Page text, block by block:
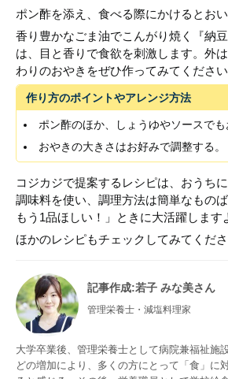
ポン酢を添え、食べる際にかけるとおい
香り豊かなごま油でこんがり焼く『納豆
は、目と香りで食欲を刺激します。外
わりのおやきをぜひ作ってみてください
作り方のポイントやアレンジ方法
ポン酢のほか、しょうゆやソースでも
おやきの大きさはお好みで調整する。
コジカジで提案するレシピは、おうち
調味料を使い、調理方法は簡単なもの
もう1品ほしい！」ときに大活躍します
ほかのレシピもチェックしてみてくださ
記事作成:若子 みな美さん
管理栄養士・減塩料理家
大学卒業後、管理栄養士として病院兼福祉施
どの増加により、多くの方にとって「食」に